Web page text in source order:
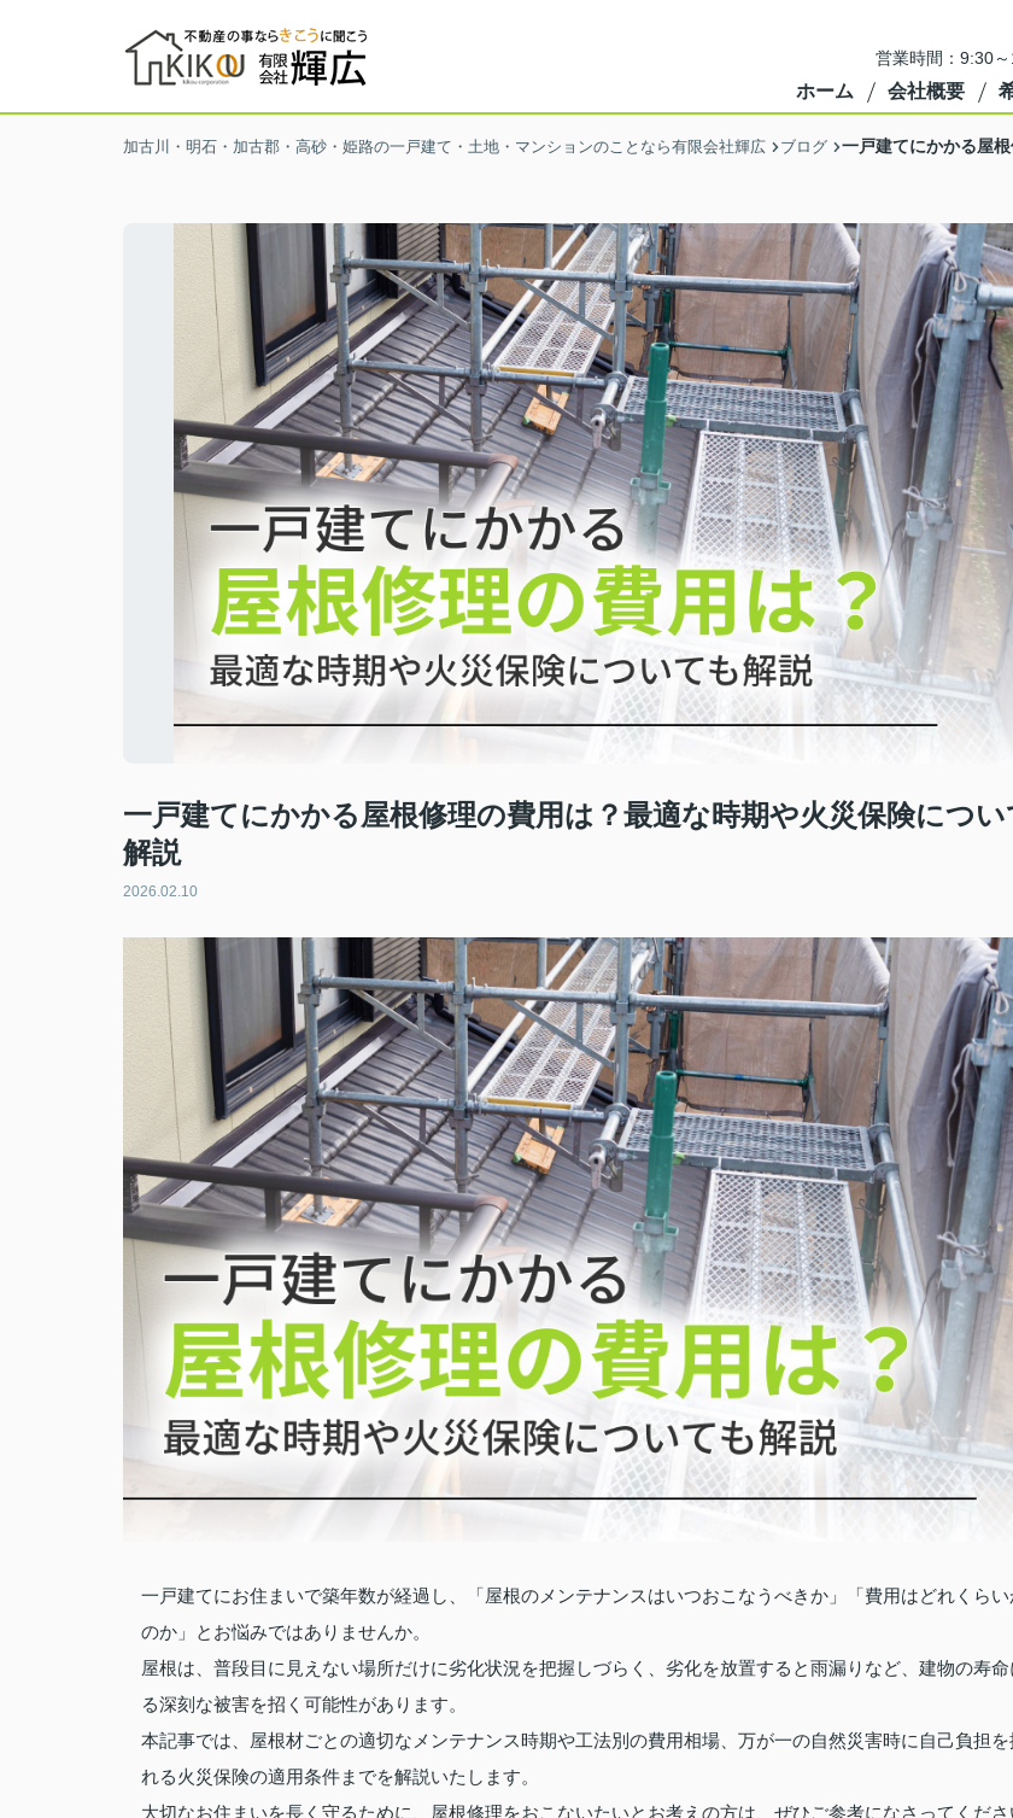
営業時間：9:30
ホーム 会社概要
加古川・明石・加古郡・高砂・姫路の一戸建て・土地・マンションのことなら有限会社輝広 ブログ 一戸建てにかかる屋
一戸建てにかかる屋根修理の費用は？最適な時期や火災保険につい
解説
2026.02.10
一戸建てにお住まいで築年数が経過し、「屋根のメンテナンスはいつおこなうべきか」「費用はどれくらい
のか」とお悩みではありませんか。
屋根は、普段目に見えない場所だけに劣化状況を把握しづらく、劣化を放置すると雨漏りなど、建物の寿命
る深刻な被害を招く可能性があります。
本記事では、屋根材ごとの適切なメンテナンス時期や工法別の費用相場、万が一の自然災害時に自己負担を
れる火災保険の適用条件までを解説いたします。
大切なお住まいを長く守るために、屋根修理をおこないたいとお考えの方は、ぜひご参考になさってくださ